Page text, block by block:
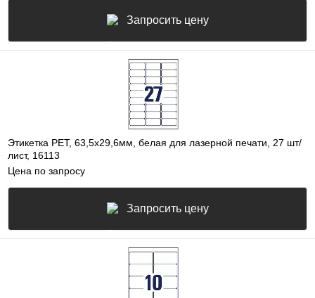
Запросить цену
Этикетка PET, 63,5х29,6мм, белая для лазерной печати, 27 шт/
лист, 16113
Цена по запросу
Запросить цену